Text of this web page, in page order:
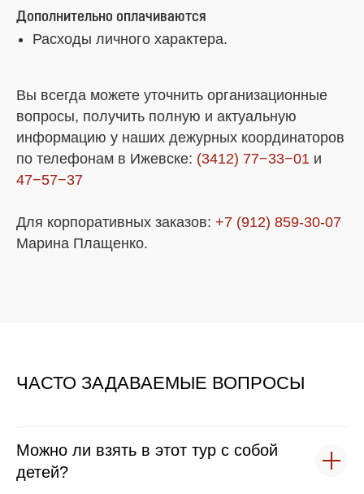
Дополнительно оплачиваются
Расходы личного характера.
Вы всегда можете уточнить организационные
вопросы, получить полную и актуальную
информацию у наших дежурных координаторов
по телефонам в Ижевске: (3412) 77−33−01 и
47−57−37
Для корпоративных заказов: +7 (912) 859-30-07
Марина Плащенко.
ЧАСТО ЗАДАВАЕМЫЕ ВОПРОСЫ
Можно ли взять в этот тур с собой
детей?